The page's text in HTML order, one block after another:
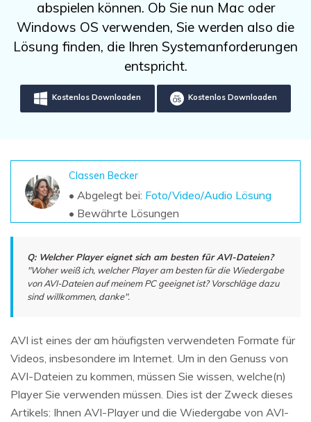
Unbegrenzte Daten vom Mac-System
Kostenlos Testen
Recoverit kostenlos
Kostenlos Testen
Repairit - Datenreparatur
UBackit - Datensicherung
Datenverlust-Szenarien
ALLE FUNKTIONEN ENTDECKEN
Aktuelles Thema
Sign In
search
abspielen können. Ob Sie nun Mac oder
Windows OS verwenden, Sie werden also die
Lösung finden, die Ihren Systemanforderungen
entspricht.
Kostenlos Downloaden Kostenlos Downloaden
Classen Becker
• Abgelegt bei: Foto/Video/Audio Lösung
• Bewährte Lösungen
Q: Welcher Player eignet sich am besten für AVI-Dateien?
"Woher weiß ich, welcher Player am besten für die Wiedergabe
von AVI-Dateien auf meinem PC geeignet ist? Vorschläge dazu
sind willkommen, danke".
AVI ist eines der am häufigsten verwendeten Formate für
Videos, insbesondere im Internet. Um in den Genuss von
AVI-Dateien zu kommen, müssen Sie wissen, welche(n)
Player Sie verwenden müssen. Dies ist der Zweck dieses
Artikels: Ihnen AVI-Player und die Wiedergabe von AVI-